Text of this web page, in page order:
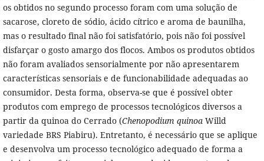
os obtidos no segundo processo foram com uma solução de
sacarose, cloreto de sódio, ácido cítrico e aroma de baunilha,
mas o resultado final não foi satisfatório, pois não foi possível
disfarçar o gosto amargo dos flocos. Ambos os produtos obtidos
não foram avaliados sensorialmente por não apresentarem
características sensoriais e de funcionabilidade adequadas ao
consumidor. Desta forma, observa-se que é possível obter
produtos com emprego de processos tecnológicos diversos a
partir da quinoa do Cerrado (Chenopodium quinoa Willd
variedade BRS Piabiru). Entretanto, é necessário que se aplique
e desenvolva um processo tecnológico adequado de forma a